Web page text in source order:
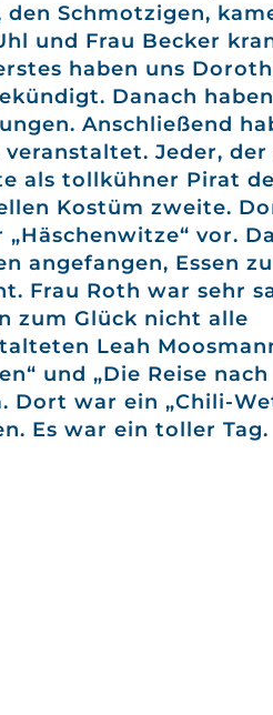
Schmotzigen,
und Frau Becker
haben uns
Danach
Anschließend
veranstaltet. Jeder,
als tollkühner Pirat
Kostüm zweite.
vor.
angefangen, Essen
Frau Roth war sehr
zum Glück nicht alle
Leah
und „Die Reise nach
Dort war ein „Chili-
Es war ein toller Tag.